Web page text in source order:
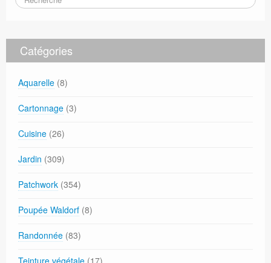
Catégories
Aquarelle (8)
Cartonnage (3)
Cuisine (26)
Jardin (309)
Patchwork (354)
Poupée Waldorf (8)
Randonnée (83)